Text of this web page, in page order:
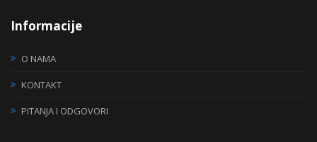
Informacije
O NAMA
KONTAKT
PITANJA I ODGOVORI